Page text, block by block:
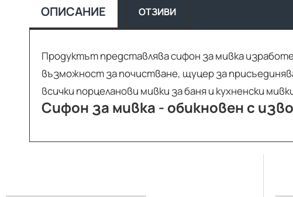
НЕ СЕ ПРОИЗВЕЖДА, ВИЖТЕ ->
ОПИСАНИЕ ОТЗИВИ
Продуктът представлява сифон за мивка
възможност за почистване, щуцер за
всички порцеланови мивки за баня и кухненски
Сифон за мивка - обикновен с